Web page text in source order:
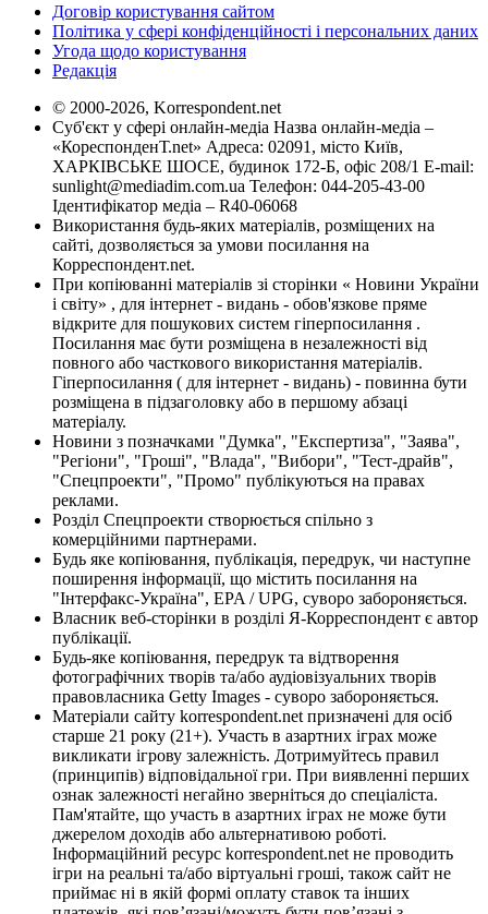
Договір користування сайтом
Політика у сфері конфіденційності і персональних даних
Угода щодо користування
Редакція
© 2000-2026, Korrespondent.net
Суб'єкт у сфері онлайн-медіа Назва онлайн-медіа –
«КореспонденТ.net» Адреса: 02091, місто Київ,
ХАРКІВСЬКЕ ШОСЕ, будинок 172-Б, офіс 208/1 E-mail:
sunlight@mediadim.com.ua Телефон: 044-205-43-00
Ідентифікатор медіа – R40-06068
Використання будь-яких матеріалів, розміщених на
сайті, дозволяється за умови посилання на
Корреспондент.net.
При копіюванні матеріалів зі сторінки « Новини України
і світу» , для інтернет - видань - обов'язкове пряме
відкрите для пошукових систем гіперпосилання .
Посилання має бути розміщена в незалежності від
повного або часткового використання матеріалів.
Гіперпосилання ( для інтернет - видань) - повинна бути
розміщена в підзаголовку або в першому абзаці
матеріалу.
Новини з позначками "Думка", "Експертиза", "Заява",
"Регіони", "Гроші", "Влада", "Вибори", "Тест-драйв",
"Спецпроекти", "Промо" публікуються на правах
реклами.
Розділ Спецпроекти створюється спільно з
комерційними партнерами.
Будь яке копіювання, публікація, передрук, чи наступне
поширення інформації, що містить посилання на
"Інтерфакс-Україна", EPA / UPG, суворо забороняється.
Власник веб-сторінки в розділі Я-Корреспондент є автор
публікації.
Будь-яке копіювання, передрук та відтворення
фотографічних творів та/або аудіовізуальних творів
правовласника Getty Images - суворо забороняється.
Матеріали сайту korrespondent.net призначені для осіб
старше 21 року (21+). Участь в азартних іграх може
викликати ігрову залежність. Дотримуйтесь правил
(принципів) відповідальної гри. При виявленні перших
ознак залежності негайно зверніться до спеціаліста.
Пам'ятайте, що участь в азартних іграх не може бути
джерелом доходів або альтернативою роботі.
Інформаційний ресурс korrespondent.net не проводить
ігри на реальні та/або віртуальні гроші, також сайт не
приймає ні в якій формі оплату ставок та інших